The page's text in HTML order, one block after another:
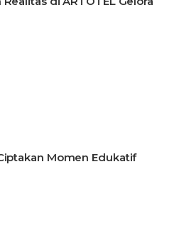
Momen Edukatif